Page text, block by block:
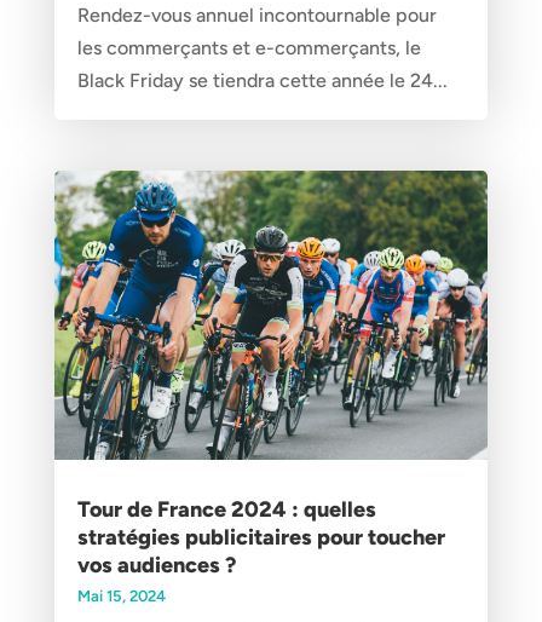
Rendez-vous annuel incontournable pour
les commerçants et e-commerçants, le
Black Friday se tiendra cette année le 24...
Tour de France 2024 : quelles
stratégies publicitaires pour toucher
vos audiences ?
Mai 15, 2024